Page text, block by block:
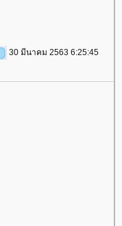
30 มีนาคม 2563 6:25:45